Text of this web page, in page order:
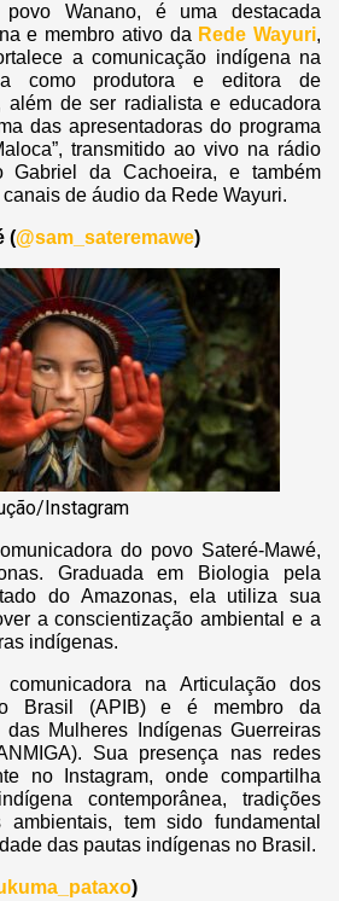
Wanano, é uma destacada
e membro ativo da Rede Wayuri,
a comunicação indígena na
como produtora e editora de
além de ser radialista e educadora
das apresentadoras do programa
transmitido ao vivo na rádio
da Cachoeira, e também
de áudio da Rede Wayuri.
(@sam_sateremawe)
Instagram
do povo Sateré-Mawé,
Graduada em Biologia pela
do Amazonas, ela utiliza sua
a conscientização ambiental e a
indígenas.
na Articulação dos
Brasil (APIB) e é membro da
Mulheres Indígenas Guerreiras
Sua presença nas redes
no Instagram, onde compartilha
contemporânea, tradições
tem sido fundamental
das pautas indígenas no Brasil.
)